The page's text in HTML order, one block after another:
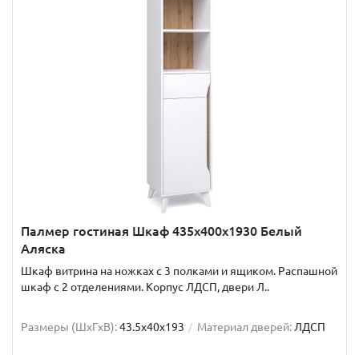
Палмер гостиная Шкаф 435х400х1930 Белый
Аляска
Шкаф витрина на ножках с 3 полками и ящиком. Распашной
шкаф с 2 отделениями. Корпус ЛДСП, двери Л..
Размеры (ШxГxВ):43.5x40x193 Материал дверей: ЛДСП